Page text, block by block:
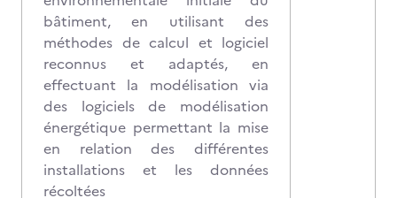
bâtiment, en utilisant des
méthodes de calcul et logiciel
reconnus et adaptés, en
effectuant la modélisation via
des logiciels de modélisation
énergétique permettant la mise
en relation des différentes
installations et les données
récoltées